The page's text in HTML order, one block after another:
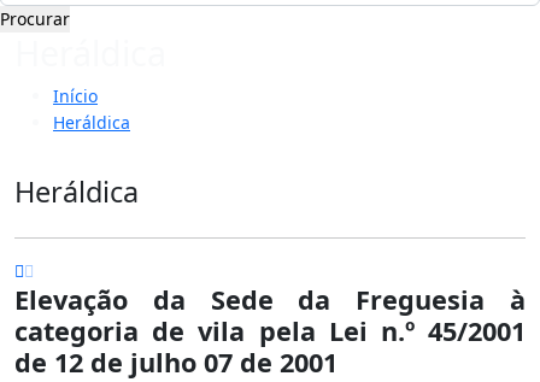
Início
Heráldica
Heráldica
Elevação da Sede da Freguesia à
categoria de vila pela Lei n.º 45/2001
de 12 de julho 07 de 2001